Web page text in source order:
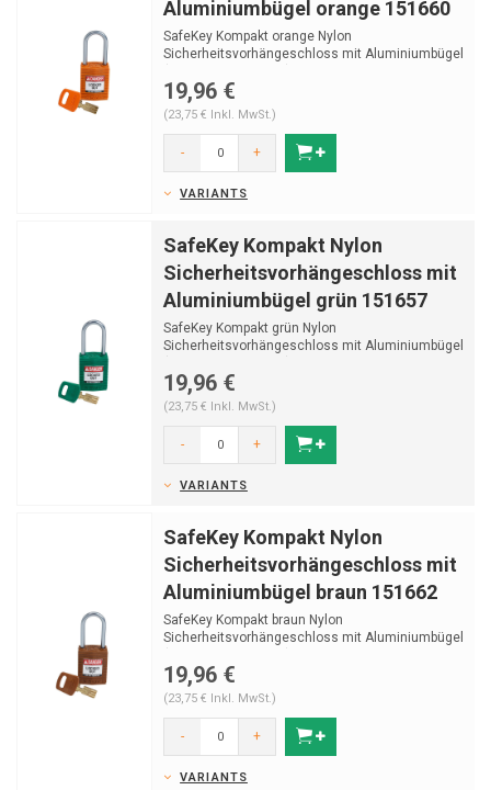
Aluminiumbügel orange 151660
SafeKey Kompakt orange Nylon
Sicherheitsvorhängeschloss mit Aluminiumbügel
19,96 €
(23,75 € Inkl. MwSt.)
- +
VARIANTS
SafeKey Kompakt Nylon
Sicherheitsvorhängeschloss mit
Aluminiumbügel grün 151657
SafeKey Kompakt grün Nylon
Sicherheitsvorhängeschloss mit Aluminiumbügel
19,96 €
(23,75 € Inkl. MwSt.)
- +
VARIANTS
SafeKey Kompakt Nylon
Sicherheitsvorhängeschloss mit
Aluminiumbügel braun 151662
SafeKey Kompakt braun Nylon
Sicherheitsvorhängeschloss mit Aluminiumbügel
19,96 €
(23,75 € Inkl. MwSt.)
- +
VARIANTS